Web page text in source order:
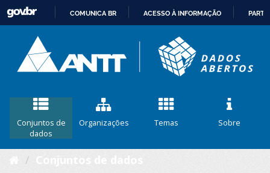
CONTEÚDO
COMUNICA BR ACESSO À INFORMAÇÃO
Conjuntos de
dados
Organizações Temas Sobre